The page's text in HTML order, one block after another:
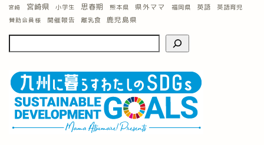
宮崎 宮崎県 小学生 思春期 熊本県 県外ママ 福岡県 英語 英語育児
賛助会員様 開催報告 離乳食 鹿児島県